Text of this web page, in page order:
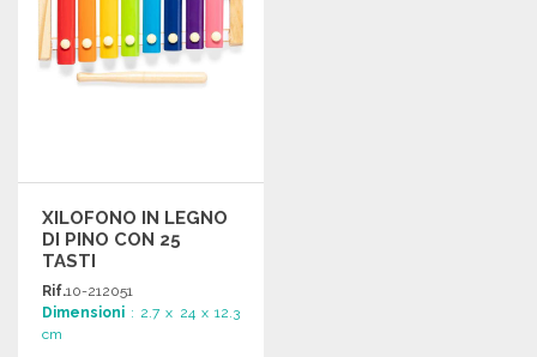
XILOFONO IN LEGNO
DI PINO CON 25
TASTI
Rif.10-212051
Dimensioni : 2.7 x 24 x 12.3
cm